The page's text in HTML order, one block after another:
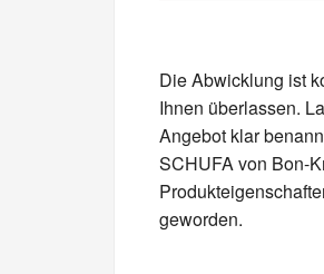
Die Abwicklung ist
Ihnen überlassen.
Angebot klar
SCHUFA von Bon-
geworden.